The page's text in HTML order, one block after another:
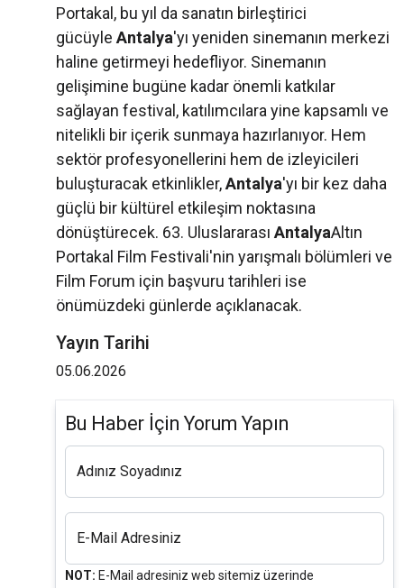
Portakal, bu yıl da sanatın birleştirici
gücüyle Antalya'yı yeniden sinemanın merkezi
haline getirmeyi hedefliyor. Sinemanın
gelişimine bugüne kadar önemli katkılar
sağlayan festival, katılımcılara yine kapsamlı ve
nitelikli bir içerik sunmaya hazırlanıyor. Hem
sektör profesyonellerini hem de izleyicileri
buluşturacak etkinlikler,Antalya'yı bir kez daha
güçlü bir kültürel etkileşim noktasına
dönüştürecek. 63. Uluslararası AntalyaAltın
Portakal Film Festivali'nin yarışmalı bölümleri ve
Film Forum için başvuru tarihleri ise
önümüzdeki günlerde açıklanacak.
Yayın Tarihi
05.06.2026
Bu Haber İçin Yorum Yapın
Adınız Soyadınız
E-Mail Adresiniz
NOT: E-Mail adresiniz web sitemiz üzerinde